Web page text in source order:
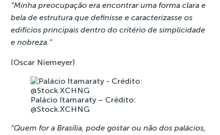
“Minha preocupação era encontrar uma forma clara e
bela de estrutura que definisse e caracterizasse os
edifícios principais dentro do critério de simplicidade
e nobreza.”
(Oscar Niemeyer)
Palácio Itamaraty – Crédito:
@Stock.XCHNG
“Quem for a Brasília, pode gostar ou não dos palácios,